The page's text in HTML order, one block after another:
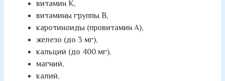
витамин K,
витамины группы B,
каротиноиды (провитамин A),
железо (до 3 мг),
кальций (до 400 мг),
магний,
калий,